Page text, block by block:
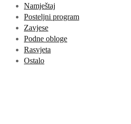
Namještaj
Posteljni program
Zavjese
Podne obloge
Rasvjeta
Ostalo